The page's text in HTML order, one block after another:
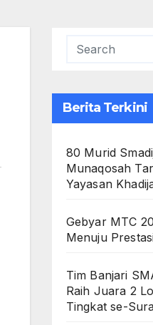
Berita Terkini
80 Murid
Munaqosah
Yayasan
Gebyar MTC
Menuju
Tim Banjari
Raih Juara 2
Tingkat se-